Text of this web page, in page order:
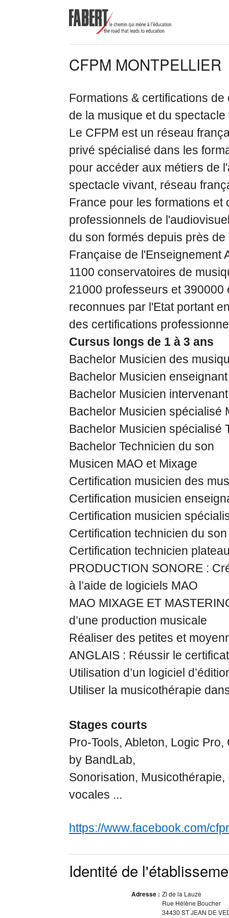
CFPM MONTPELLIER
Formations & certifications
de la musique et du spectacle
Le CFPM est un réseau
privé spécialisé dans les
pour accéder aux métiers de
spectacle vivant, réseau
France pour les formations
professionnels de
du son formés depuis près
Française de l'Enseignement
1100 conservatoires de
21000 professeurs et
reconnues par l'Etat portant
des certifications
Cursus longs de 1 à 3 ans
Bachelor Musicien des
Bachelor Musicien enseignant
Bachelor Musicien intervenant
Bachelor Musicien spécialisé
Bachelor Musicien spécialisé
Bachelor Technicien du son
Musicen MAO et Mixage
Certification musicien des
Certification musicien
Certification musicien
Certification technicien du son
Certification technicien
PRODUCTION SONORE :
à l’aide de logiciels MAO
MAO MIXAGE ET
d’une production musicale
Réaliser des petites et
ANGLAIS : Réussir le
Utilisation d’un logiciel
Utiliser la musicothérapie
Stages courts
Pro-Tools, Ableton, Logic
by BandLab,
Sonorisation,
vocales ...
https://www.facebook.com/
Identité de
Adresse : ZI de la Lauze
Rue Hélène Boucher
34430 ST JEAN DE